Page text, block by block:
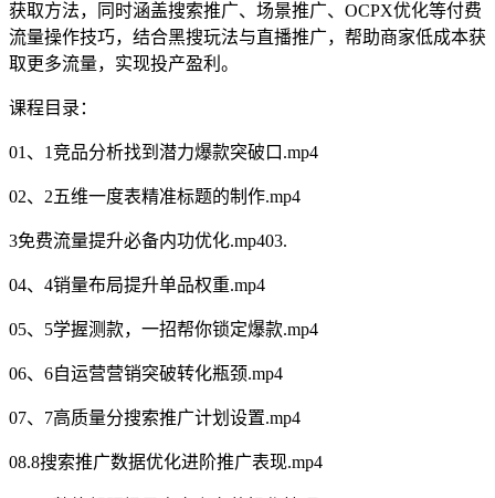
获取方法，同时涵盖搜索推广、场景推广、OCPX优化等付费
流量操作技巧，结合黑搜玩法与直播推广，帮助商家低成本获
取更多流量，实现投产盈利。
课程目录：
01、1竞品分析找到潜力爆款突破口.mp4
02、2五维一度表精准标题的制作.mp4
3免费流量提升必备内功优化.mp403.
04、4销量布局提升单品权重.mp4
05、5学握测款，一招帮你锁定爆款.mp4
06、6自运营营销突破转化瓶颈.mp4
07、7高质量分搜索推广计划设置.mp4
08.8搜索推广数据优化进阶推广表现.mp4